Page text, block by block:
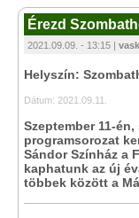
Érezd
2021.09.09. - 13:15 |
Helyszín:
Dátum: 2021.09.11.
Szeptember 11-
programsorozat
Sándor Színház a
kaphatunk az új
többek között a